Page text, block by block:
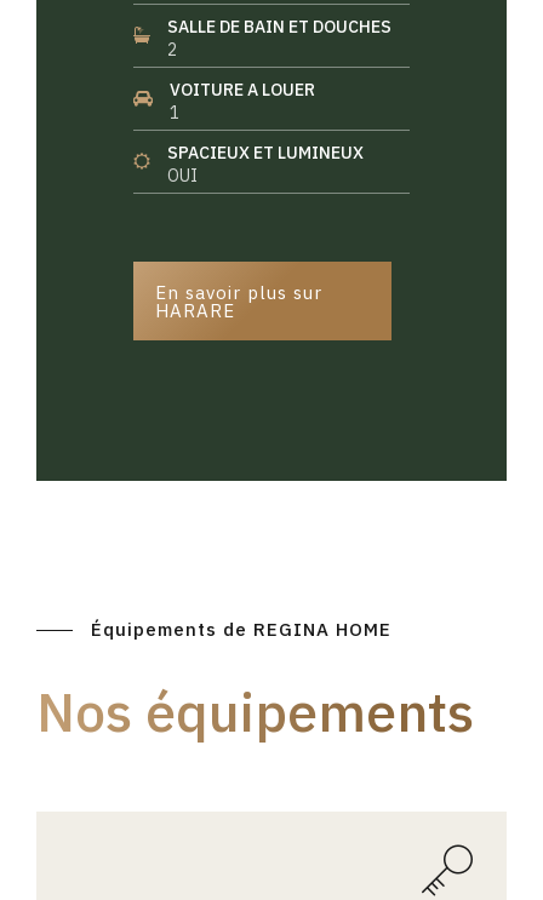
SALLE DE BAIN ET DOUCHES
2
VOITURE A LOUER
1
SPACIEUX ET LUMINEUX
OUI
En savoir plus sur
HARARE
Équipements de REGINA HOME
Nos équipements